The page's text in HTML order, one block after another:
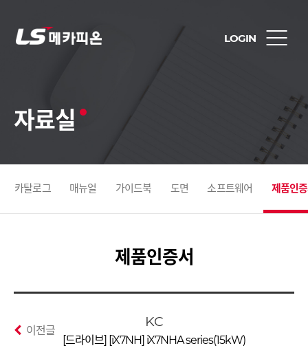
LOGIN
자료실
카탈로그 매뉴얼 가이드북 도면 소프트웨어 제품인
제품인증서
KC
[드라이브] [iX7NH] iX7NHA series(15kW)
이전글